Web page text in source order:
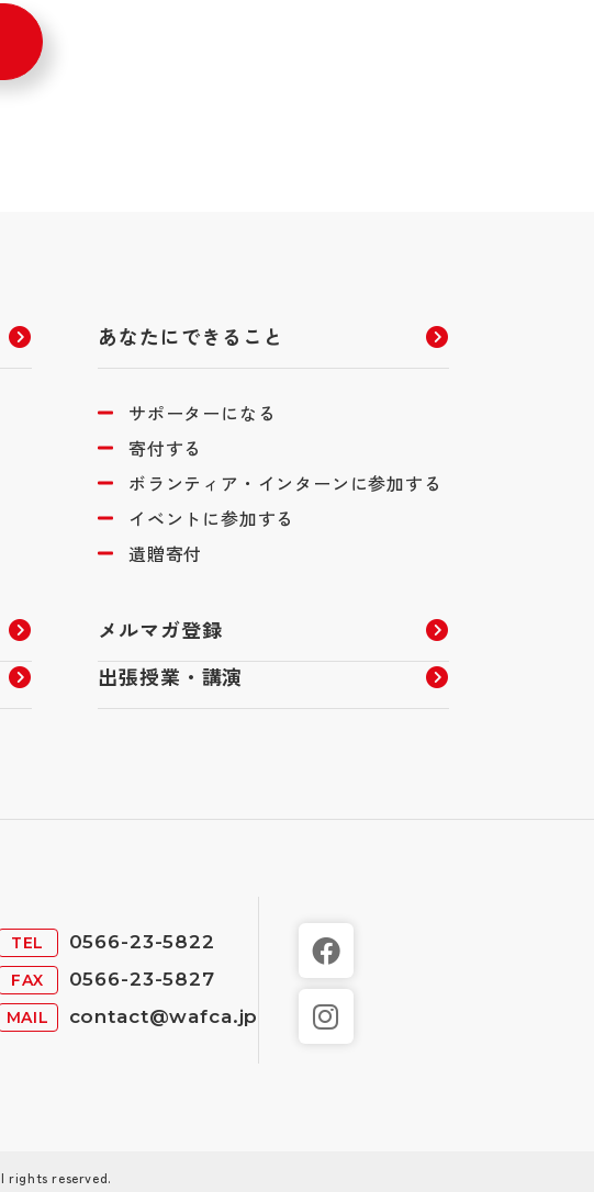
あなたにできること
サポーターになる
寄付する
ボランティア・インターンに参加する
イベントに参加する
遺贈寄付
メルマガ登録
出張授業・講演
TEL 0566-23-5822
FAX 0566-23-5827
MAIL contact@wafca.jp
rights reserved.